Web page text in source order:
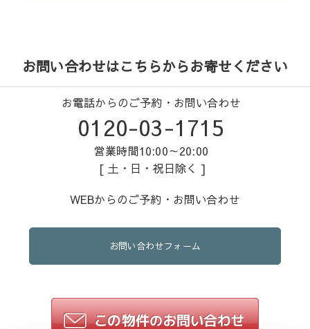
お問い合わせはこちらからお寄せください
お電話からのご予約・お問い合わせ
0120-03-1715
営業時間10:00～20:00
[ 土・日・祝日除く ]
WEBからのご予約・お問い合わせ
お問い合わせフォーム